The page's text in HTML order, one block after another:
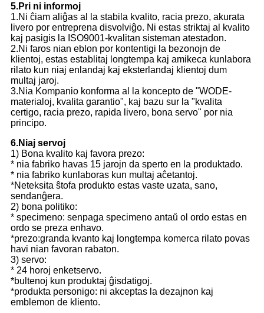
5.Pri ni informoj
1.Ni ĉiam aliĝas al la stabila kvalito, racia prezo, akurata
livero por entreprena disvolviĝo. Ni estas striktaj al kvalito
kaj pasigis la ISO9001-kvalitan sisteman atestadon.
2.Ni faros nian eblon por kontentigi la bezonojn de
klientoj, estas establitaj longtempa kaj amikeca kunlabora
rilato kun niaj enlandaj kaj eksterlandaj klientoj dum
multaj jaroj.
3.Nia Kompanio konforma al la koncepto de "WODE-
materialoj, kvalita garantio", kaj bazu sur la "kvalita
certigo, racia prezo, rapida livero, bona servo" por nia
principo.
6.Niaj servoj
1) Bona kvalito kaj favora prezo:
* nia fabriko havas 15 jarojn da sperto en la produktado.
* nia fabriko kunlaboras kun multaj aĉetantoj.
*Neteksita ŝtofa produkto estas vaste uzata, sano,
sendanĝera.
2) bona politiko:
* specimeno: senpaga specimeno antaŭ ol ordo estas en
ordo se preza enhavo.
*prezo:granda kvanto kaj longtempa komerca rilato povas
havi nian favoran rabaton.
3) servo:
* 24 horoj enketservo.
*bultenoj kun produktaj ĝisdatigoj.
*produkta personigo: ni akceptas la dezajnon kaj
emblemon de kliento.